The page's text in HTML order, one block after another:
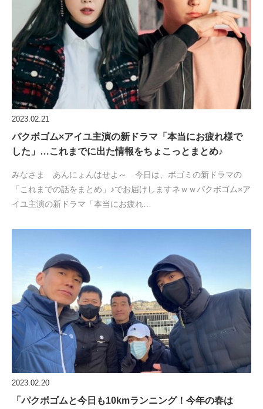
2023.02.21
パクボゴム×アイユ主演の新ドラマ「本当にお疲れ様で
した」…これまでに出た情報をちょこっとまとめ♪
みなさま あんにょんはせよ～ 今日は、ボゴミの新ドラマの
「これまでの話をまとめ」♪でお届けしますネｗｗパクボゴム×ア
イユ主演の新ドラマ「本当にお疲れ…
2023.02.20
「パクボゴムと今日も10kmランニング！今年の春は